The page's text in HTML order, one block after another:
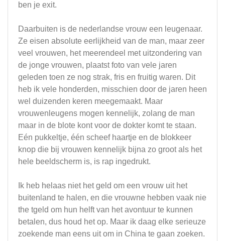
ben je exit.
Daarbuiten is de nederlandse vrouw een leugenaar.
Ze eisen absolute eerlijkheid van de man, maar zeer
veel vrouwen, het meerendeel met uitzondering van
de jonge vrouwen, plaatst foto van vele jaren
geleden toen ze nog strak, fris en fruitig waren. Dit
heb ik vele honderden, misschien door de jaren heen
wel duizenden keren meegemaakt. Maar
vrouwenleugens mogen kennelijk, zolang de man
maar in de blote kont voor de dokter komt te staan.
Eén pukkeltje, één scheef haartje en de blokkeer
knop die bij vrouwen kennelijk bijna zo groot als het
hele beeldscherm is, is rap ingedrukt.
Ik heb helaas niet het geld om een vrouw uit het
buitenland te halen, en die vrouwne hebben vaak nie
the tgeld om hun helft van het avontuur te kunnen
betalen, dus houd het op. Maar ik daag elke serieuze
zoekende man eens uit om in China te gaan zoeken.